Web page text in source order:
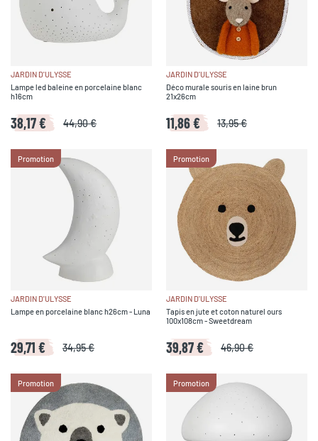
JARDIN D'ULYSSE
Lampe led baleine en porcelaine blanc
h16cm
38,17 € 44,90 €
JARDIN D'ULYSSE
Déco murale souris en laine brun
21x26cm
11,86 € 13,95 €
Promotion
JARDIN D'ULYSSE
Lampe en porcelaine blanc h26cm - Luna
29,71 € 34,95 €
Promotion
JARDIN D'ULYSSE
Tapis en jute et coton naturel ours
100x108cm - Sweetdream
39,87 € 46,90 €
Promotion Promotion